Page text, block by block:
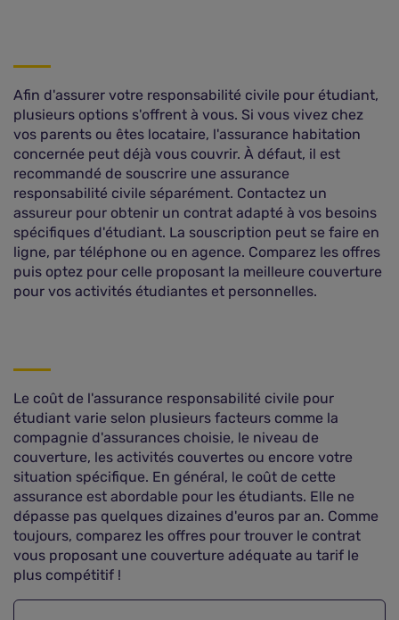
Afin d'assurer votre responsabilité civile pour étudiant,
plusieurs options s'offrent à vous. Si vous vivez chez
vos parents ou êtes locataire, l'assurance habitation
concernée peut déjà vous couvrir. À défaut, il est
recommandé de souscrire une assurance
responsabilité civile séparément. Contactez un
assureur pour obtenir un contrat adapté à vos besoins
spécifiques d'étudiant. La souscription peut se faire en
ligne, par téléphone ou en agence. Comparez les offres
puis optez pour celle proposant la meilleure couverture
pour vos activités étudiantes et personnelles.
Le coût de l'assurance responsabilité civile pour
étudiant varie selon plusieurs facteurs comme la
compagnie d'assurances choisie, le niveau de
couverture, les activités couvertes ou encore votre
situation spécifique. En général, le coût de cette
assurance est abordable pour les étudiants. Elle ne
dépasse pas quelques dizaines d'euros par an. Comme
toujours, comparez les offres pour trouver le contrat
vous proposant une couverture adéquate au tarif le
plus compétitif !